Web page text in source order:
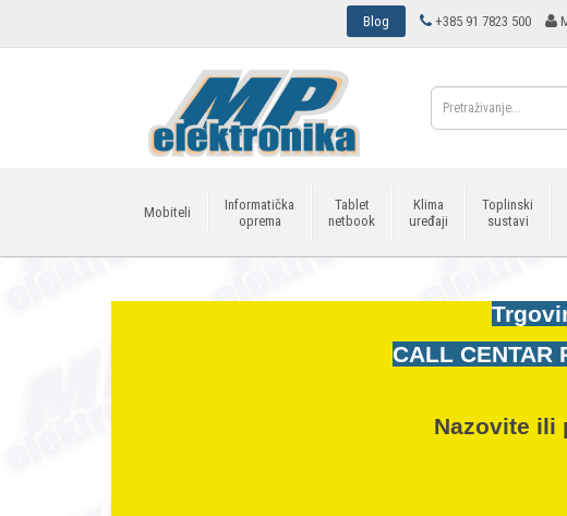
Blog +385 91 7823 500
Mobiteli
Informatička
oprema
Tablet
netbook
Klima
uređaji
Toplinski
sustavi
CALL CENTAR
Nazovite ili